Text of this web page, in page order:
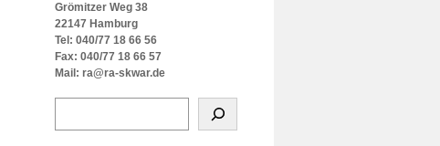
Grömitzer Weg 38
22147 Hamburg
Tel: 040/77 18 66 56
Fax: 040/77 18 66 57
Mail: ra@ra-skwar.de